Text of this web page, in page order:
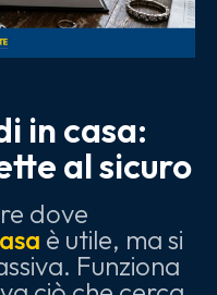
in casa:
al sicuro
dove
è utile, ma si
Funziona